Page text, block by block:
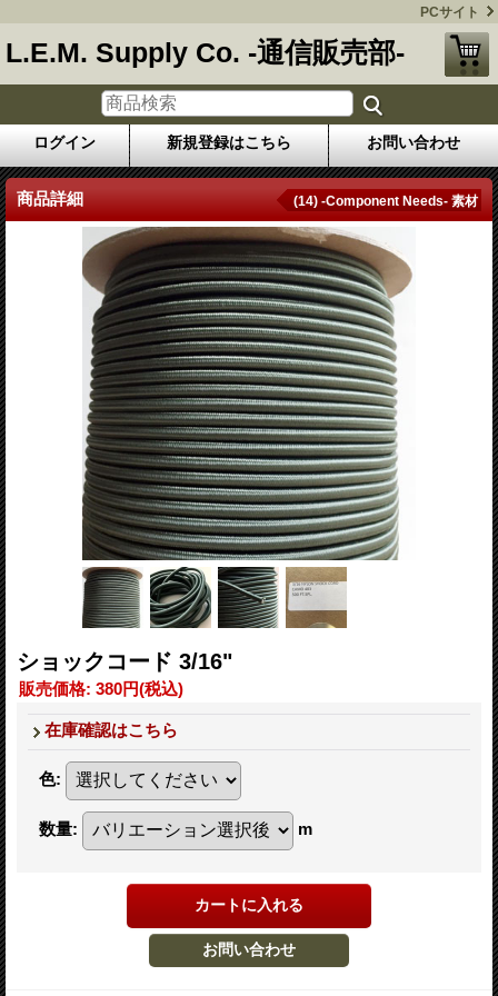
PCサイト
L.E.M. Supply Co. -通信販売部-
ログイン 新規登録はこちら お問い合わせ
商品詳細 (14) -Component Needs- 素材
ショックコード 3/16"
販売価格: 380円(税込)
在庫確認はこちら
色:
数量: m